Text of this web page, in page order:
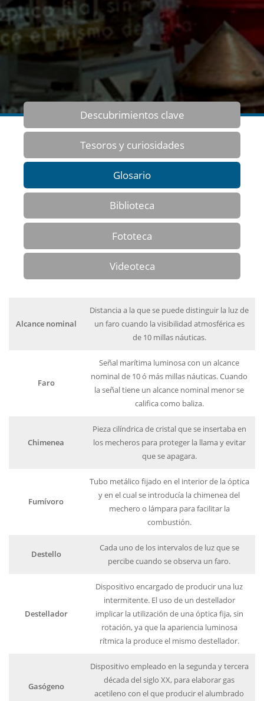
Descubrimientos clave
Tesoros y curiosidades
Glosario
Biblioteca
Fototeca
Videoteca
Alcance nominal
Distancia a la que se puede distinguir la luz de
un faro cuando la visibilidad atmosférica es
de 10 millas náuticas.
Faro
Señal marítima luminosa con un alcance
nominal de 10 ó más millas náuticas. Cuando
la señal tiene un alcance nominal menor se
califica como baliza.
Chimenea
Pieza cilíndrica de cristal que se insertaba en
los mecheros para proteger la llama y evitar
que se apagara.
Fumívoro
Tubo metálico fijado en el interior de la óptica
y en el cual se introducía la chimenea del
mechero o lámpara para facilitar la
combustión.
Destello
Cada uno de los intervalos de luz que se
percibe cuando se observa un faro.
Destellador
Dispositivo encargado de producir una luz
intermitente. El uso de un destellador
implicar la utilización de una óptica fija, sin
rotación, ya que la apariencia luminosa
rítmica la produce el mismo destellador.
Gasógeno
Dispositivo empleado en la segunda y tercera
década del siglo XX, para elaborar gas
acetileno con el que producir el alumbrado